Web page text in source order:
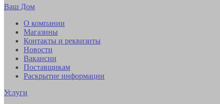
Ваш Дом
О компании
Магазины
Контакты и реквизиты
Новости
Вакансии
Поставщикам
Раскрытие информации
Услуги